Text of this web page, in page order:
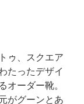
ゥ、スクエア
たったデザイ
オーダー靴。
がグーンとあ